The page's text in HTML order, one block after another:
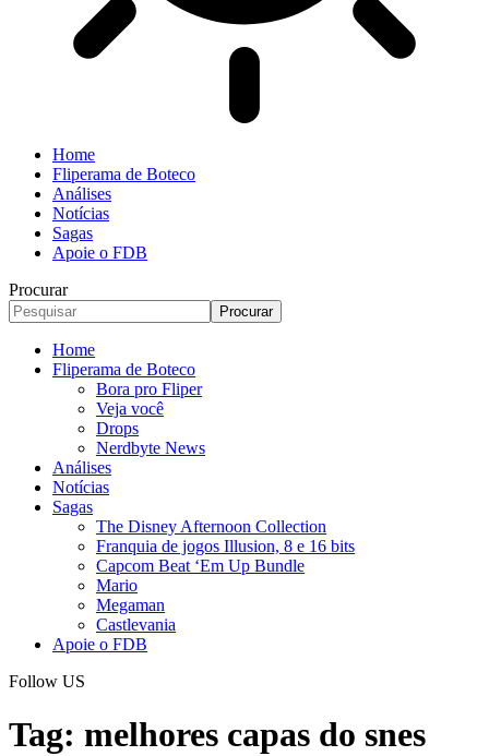
Home
Fliperama de Boteco
Análises
Notícias
Sagas
Apoie o FDB
Procurar
Home
Fliperama de Boteco
Bora pro Fliper
Veja você
Drops
Nerdbyte News
Análises
Notícias
Sagas
The Disney Afternoon Collection
Franquia de jogos Illusion, 8 e 16 bits
Capcom Beat ‘Em Up Bundle
Mario
Megaman
Castlevania
Apoie o FDB
Follow US
Tag: melhores capas do snes